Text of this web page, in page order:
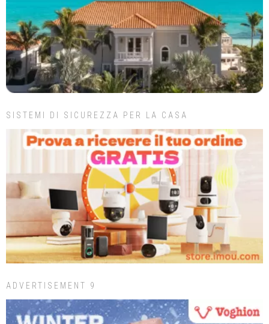
SISTEMI DI SICUREZZA PER LA CASA
ADVERTISEMENT 9